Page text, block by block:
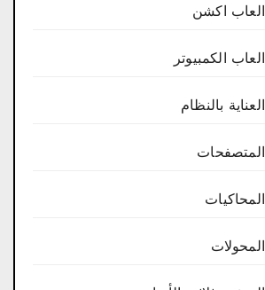
العاب اكشن
العاب الكمبيوتر
العناية بالنظام
المتصفحات
المحاكيات
المحولات